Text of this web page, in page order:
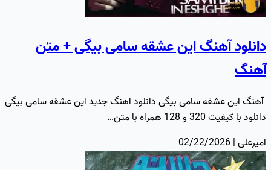
دانلود آهنگ این عشقه سامی بیگی + متن
آهنگ
آهنگ این عشقه سامی بیگی دانلود اهنگ جدید این عشقه سامی بیگی
دانلود با کیفیت 320 و 128 همراه با متن…
امیرعلی | 02/22/2026